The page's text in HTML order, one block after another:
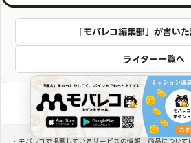
「モバレコ編集部」が書い
ライター一覧へ
・モバレコで掲載しているサービスの情報、商品につい